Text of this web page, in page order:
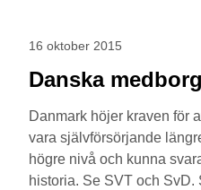
16 oktober 2015
Danska
Danmark höjer kraven för
vara självförsörjande
högre nivå och kunna
historia. Se SVT och